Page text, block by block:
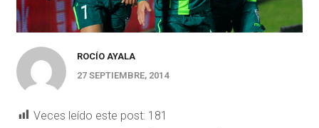
ROCÍO AYALA
27 SEPTIEMBRE, 2014
Veces leído este post: 181